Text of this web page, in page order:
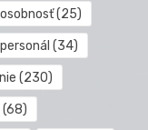
osobnosť(25)
personál (34)
(230)
(68)